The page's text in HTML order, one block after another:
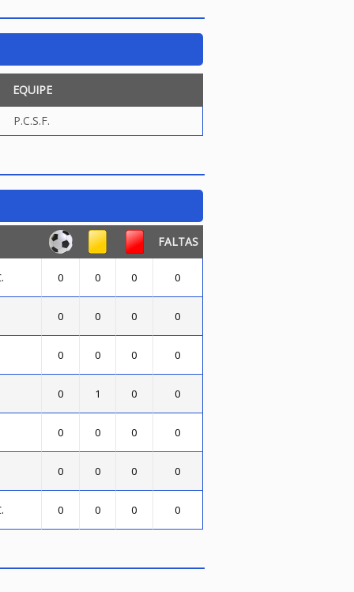
EQUIPE
P.C.S.F.
FALTAS
0 0 0 0
0 0 0 0
0 0 0 0
0 1 0 0
0 0 0 0
0 0 0 0
0 0 0 0